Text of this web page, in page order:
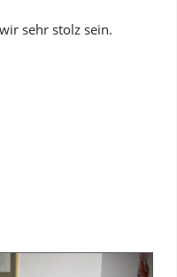
sehr stolz sein.